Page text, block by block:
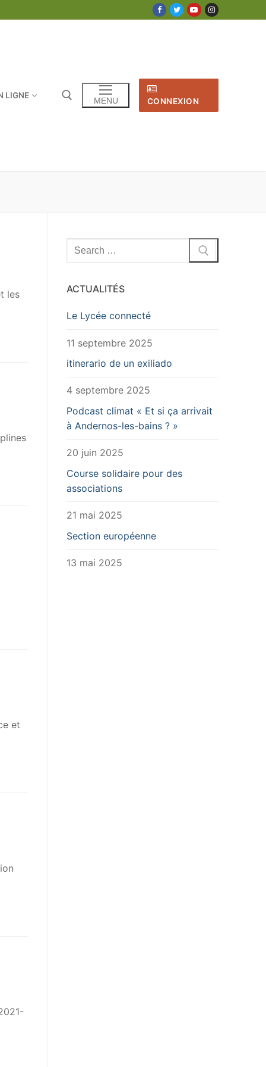
LIGNE
MENU CONNEXION
les
et
Rechercher
:
ACTUALITÉS
Le Lycée connecté
11 septembre 2025
itinerario de un exiliado
4 septembre 2025
Podcast climat « Et si ça arrivait
à Andernos-les-bains ? »
20 juin 2025
Course solidaire pour des
associations
21 mai 2025
Section européenne
13 mai 2025